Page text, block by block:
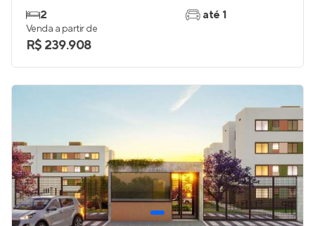
2
até 1
Venda a partir de
R$ 239.908